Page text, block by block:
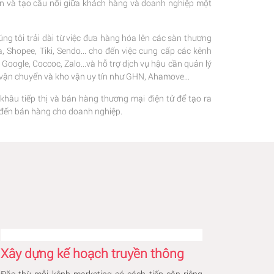
và tạo cầu nối giữa khách hàng và doanh nghiệp một
tôi trải dài từ việc đưa hàng hóa lên các sàn thương
Tiki, Sendo... cho đến việc cung cấp các kênh
Coccoc, Zalo...và hỗ trợ dịch vụ hậu cần quản lý
chuyển và kho vận uy tín như GHN, Ahamove...
tiếp thị và bán hàng thương mại điện tử để tạo ra
bán hàng cho doanh nghiệp.
Xây dựng kế hoạch truyền thông